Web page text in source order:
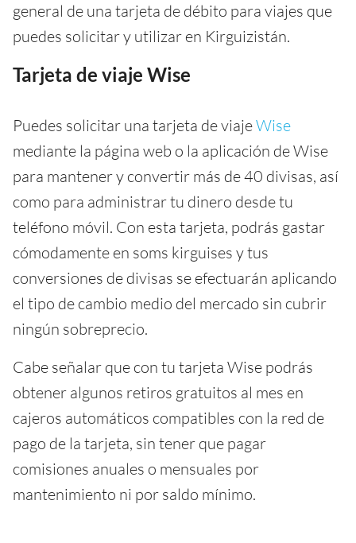
general de una tarjeta de débito para viajes que
puedes solicitar y utilizar en Kirguizistán.
Tarjeta de viaje Wise
Puedes solicitar una tarjeta de viajeWise
mediante la página web o la aplicación de Wise
para mantener y convertir más de 40 divisas, así
como para administrar tu dinero desde tu
teléfono móvil. Con esta tarjeta, podrás gastar
cómodamente en soms kirguises y tus
conversiones de divisas se efectuarán aplicando
el tipo de cambio medio del mercado sin cubrir
ningún sobreprecio.
Cabe señalar que con tu tarjeta Wise podrás
obtener algunos retiros gratuitos al mes en
cajeros automáticos compatibles con la red de
pago de la tarjeta, sin tener que pagar
comisiones anuales o mensuales por
mantenimiento ni por saldo mínimo.